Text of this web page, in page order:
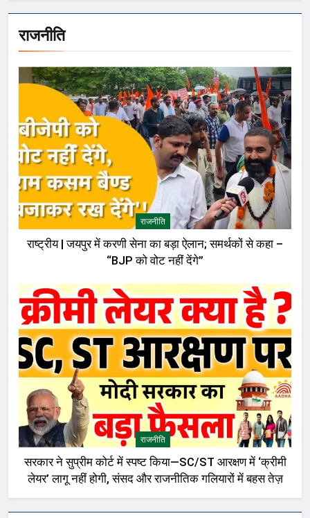
राजनीति
राजनीति
राष्ट्रीय | जयपुर में करणी सेना का बड़ा ऐलान; समर्थकों से कहा –
“BJP को वोट नहीं देंगे”
राजनीति
सरकार ने सुप्रीम कोर्ट में स्पष्ट किया—SC/ST आरक्षण में ‘क्रीमी
लेयर’ लागू नहीं होगी, संसद और राजनीतिक गलियारों में बहस तेज़